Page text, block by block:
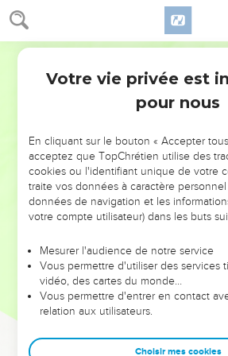
NE MANQUEZ PAS
DE
ET SI LEURS ERREURS POUVAIENT
VOTRES ?
leur foi ou leur vision. Mais on voit moins
et les saisons difficiles qu'ils ont
sont elles qui les ont
Dans cette conférence, leaders,
clés pour avancer avec plus de sagesse
Votre vie privée est
pour nous
En cliquant sur le bouton « Accepter
acceptez que TopChrétien utilise des
cookies ou l'identifiant unique de votre
traite vos données à caractère
données de navigation et les
votre compte utilisateur) dans les buts
Mesurer l'audience de notre service
Vous permettre d'utiliser des services
vidéo, des cartes du monde…
Vous permettre d'entrer en contact
relation aux utilisateurs.
Choisir mes cookies